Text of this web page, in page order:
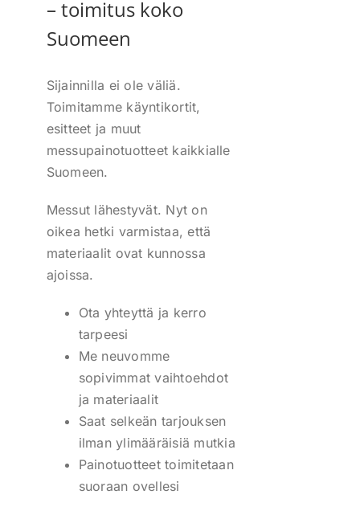
– toimitus koko
Suomeen
Sijainnilla ei ole väliä.
Toimitamme käyntikortit,
esitteet ja muut
messupainotuotteet kaikkialle
Suomeen.
Messut lähestyvät. Nyt on
oikea hetki varmistaa, että
materiaalit ovat kunnossa
ajoissa.
Ota yhteyttä ja kerro
tarpeesi
Me neuvomme
sopivimmat vaihtoehdot
ja materiaalit
Saat selkeän tarjouksen
ilman ylimääräisiä mutkia
Painotuotteet toimitetaan
suoraan ovellesi